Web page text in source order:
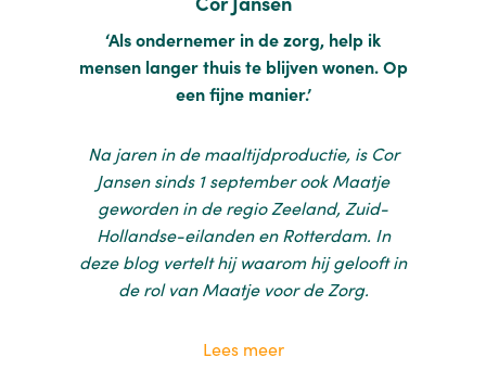
‘Als ondernemer in de zorg, help ik
mensen langer thuis te blijven wonen. Op
een fijne manier.’
Na jaren in de maaltijdproductie, is Cor
Jansen sinds 1 september ook Maatje
geworden in de regio Zeeland, Zuid-
Hollandse-eilanden en Rotterdam. In
deze blog vertelt hij waarom hij gelooft in
de rol van Maatje voor de Zorg.
Lees meer